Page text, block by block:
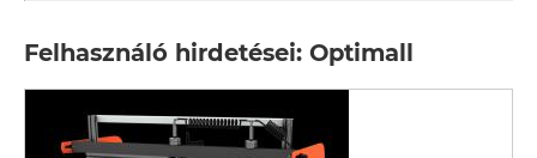
Felhasználó hirdetései: Optimall